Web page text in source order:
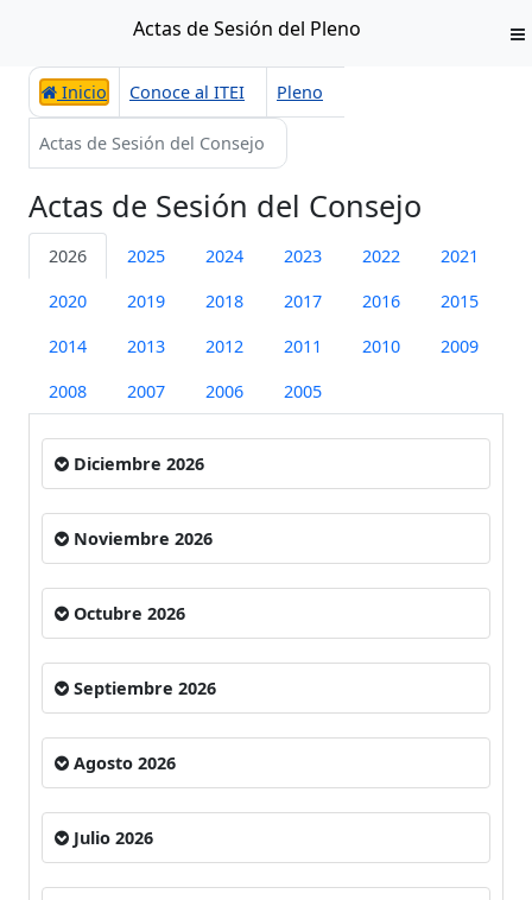
Actas de Sesión del Pleno
Inicio Conoce al ITEI Pleno
Actas de Sesión del Consejo
Actas de Sesión del Consejo
2026 2025 2024 2023 2022
2021
2020
2019 2018 2017 2016
2015
2014
2013 2012 2011 2010
2009
2008
2007 2006 2005
Diciembre 2026
Noviembre 2026
Octubre 2026
Septiembre 2026
Agosto 2026
Julio 2026